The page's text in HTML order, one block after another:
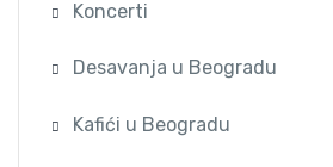
Koncerti
Desavanja u Beogradu
Kafići u Beogradu